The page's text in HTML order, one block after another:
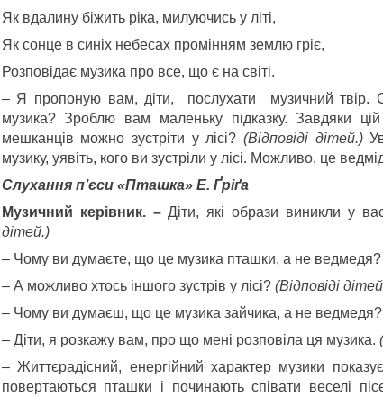
Як вдалину біжить ріка, милуючись у літі,
Як сонце в синіх небесах промінням землю гріє,
Розповідає музика про все, що є на світі.
– Я пропоную вам, діти, послухати музичний твір.
музика? Зроблю вам маленьку підказку. Завдяки
мешканців можно зустріти у лісі? (Відповіді дітей.)
музику, уявіть, кого ви зустріли у лісі. Можливо, це
Слухання п’єси «Пташка» Е. Ґріґа
Музичний керівник. –Діти, які образи виникли у
дітей.)
– Чому ви думаєте, що це музика пташки, а не ведмедя?
– А можливо хтось іншого зустрів у лісі? (Відповіді
– Чому ви думаєш, що це музика зайчика, а не ведмедя?
– Діти, я розкажу вам, про що мені розповіла ця музика.
– Життєрадісний, енергійний характер музики
повертаються пташки і починають співати веселі